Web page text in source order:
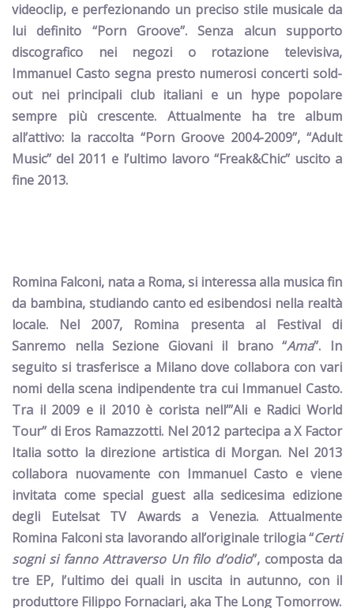
videoclip, e perfezionando un preciso stile musicale da
lui definito “Porn Groove”. Senza alcun supporto
discografico nei negozi o rotazione televisiva,
Immanuel Casto segna presto numerosi concerti sold-
out nei principali club italiani e un hype popolare
sempre più crescente. Attualmente ha tre album
all’attivo: la raccolta “Porn Groove 2004-2009”, “Adult
Music” del 2011 e l’ultimo lavoro “Freak&Chic” uscito a
fine 2013.
Romina Falconi, nata a Roma, si interessa alla musica fin
da bambina, studiando canto ed esibendosi nella realtà
locale. Nel 2007, Romina presenta al Festival di
Sanremo nella Sezione Giovani il brano “Ama”. In
seguito si trasferisce a Milano dove collabora con vari
nomi della scena indipendente tra cui Immanuel Casto.
Tra il 2009 e il 2010 è corista nell’”Ali e Radici World
Tour” di Eros Ramazzotti. Nel 2012 partecipa a X Factor
Italia sotto la direzione artistica di Morgan. Nel 2013
collabora nuovamente con Immanuel Casto e viene
invitata come special guest alla sedicesima edizione
degli Eutelsat TV Awards a Venezia. Attualmente
Romina Falconi sta lavorando all’originale trilogia “Certi
sogni si fanno Attraverso Un filo d’odio”, composta da
tre EP, l’ultimo dei quali in uscita in autunno, con il
produttore Filippo Fornaciari, aka The Long Tomorrow.